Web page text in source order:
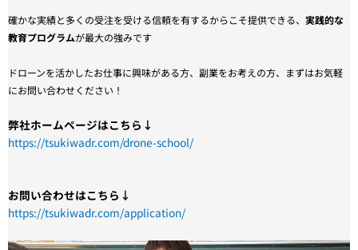
確かな実績と多くの受注を受ける信頼を有するからこそ提供できる、 実践的な
教育プログラムが最大の強みです
ドローンを活かしたお仕事に興味がある方、副業をお考えの方、まずはお気軽
にお問い合わせください！
弊社ホームページはこちら↓
https://tsukiwadr.com/drone-school/
お問い合わせはこちら↓
https://tsukiwadr.com/application/